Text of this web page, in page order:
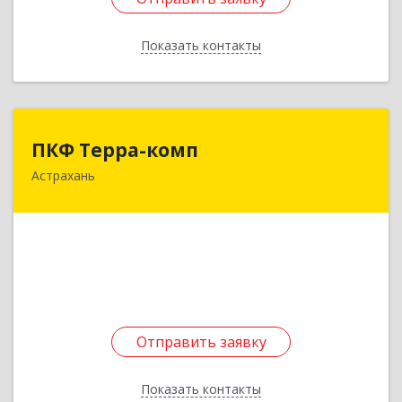
Показать контакты
Назад
ПКФ Терра-комп
Астрахань
Отправить заявку
Показать контакты
Отправить заявку
Назад